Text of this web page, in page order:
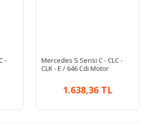
-
Mercedes S Serisi C - CLC -
CLK - E / 646 Cdi Motor
1.638,36 TL